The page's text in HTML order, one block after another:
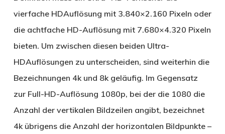
vierfache HDAuflösung mit 3.840×2.160 Pixeln oder
die achtfache HD-Auflösung mit 7.680×4.320 Pixeln
bieten. Um zwischen diesen beiden Ultra-
HDAuflösungen zu unterscheiden, sind weiterhin die
Bezeichnungen 4k und 8k geläufig. Im Gegensatz
zur Full-HD-Auflösung 1080p, bei der die 1080 die
Anzahl der vertikalen Bildzeilen angibt, bezeichnet
4k übrigens die Anzahl der horizontalen Bildpunkte –